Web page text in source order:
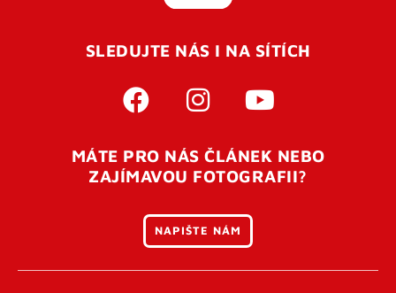
Pro úspěšné dokončení registrace je potřeba
vaší e-mailovouadresu. Po úspěšném odeslání
otevření tohoto odkazu se váš účet ověří a můžete se
přihlásit. Nezapomeňte zkontrolovat složku SPAM ve
SLEDUJTE NÁS I NA SÍTÍCH
MÁTE PRO NÁS ČLÁNEK NEBO
ZAJÍMAVOU FOTOGRAFII?
NAPIŠTE NÁM